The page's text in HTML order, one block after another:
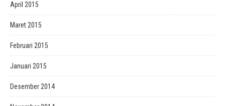
April 2015
Maret 2015
Februari 2015
Januari 2015
Desember 2014